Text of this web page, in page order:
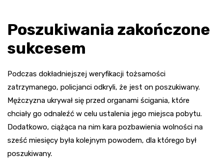
Poszukiwania zakończone
sukcesem
Podczas dokładniejszej weryfikacji tożsamości
zatrzymanego, policjanci odkryli, że jest on poszukiwany.
Mężczyzna ukrywał się przed organami ścigania, które
chciały go odnaleźć w celu ustalenia jego miejsca pobytu.
Dodatkowo, ciążąca na nim kara pozbawienia wolności na
sześć miesięcy była kolejnym powodem, dla którego był
poszukiwany.